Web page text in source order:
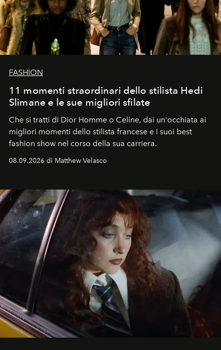
FASHION
11 momenti straordinari dello stilista Hedi
Slimane e le sue migliori sfilate
Che si tratti di Dior Homme o Celine, dai un'occhiata ai
migliori momenti dello stilista francese e i suoi best
fashion show nel corso della sua carriera.
08.09.2026 di Matthew Velasco